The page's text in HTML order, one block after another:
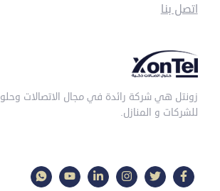
اتصل بنا
زونتل هي شركة رائدة في مجال الاتصالات
للشركات و المنازل.